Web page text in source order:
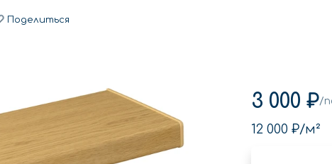
Поделиться
3 000 ₽/
12 000 ₽/м²